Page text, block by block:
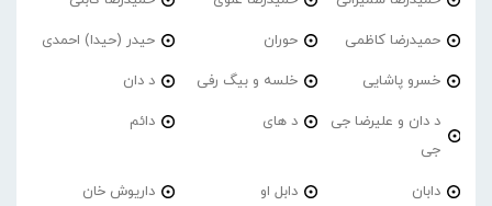
حمیدرضا کاظمی حوران حیدر (حیدا) احمدی
خسرو پاشایی خلسه و بیگ رفی د دان
د دان و علیرضا جی
جی
د های دائم
دابان دابل او داریوش خان